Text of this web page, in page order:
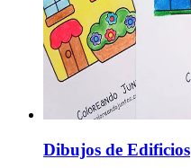
Dibujos de Edificios